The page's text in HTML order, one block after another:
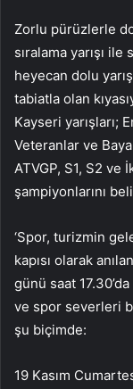
Zorlu pürüzlerle
sıralama yarışı
heyecan dolu
tabiatla olan
Kayseri yarışları;
Veteranlar ve
ATVGP, S1, S2 ve
şampiyonlarını
‘Spor, turizmin
kapısı olarak
günü saat
ve spor severleri
şu biçimde:
19 Kasım